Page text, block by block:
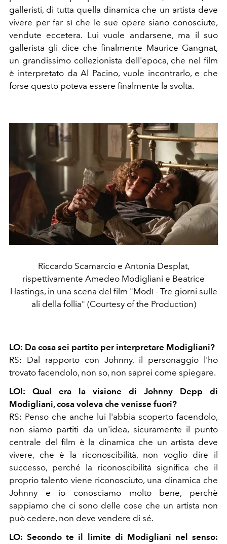
galleristi, di tutta quella dinamica che un artista deve
vivere per far sì che le sue opere siano conosciute,
vendute eccetera. Lui vuole andarsene, ma il suo
gallerista gli dice che finalmente Maurice Gangnat,
un grandissimo collezionista dell'epoca, che nel film
è interpretato da Al Pacino, vuole incontrarlo, e che
forse questo poteva essere finalmente la svolta.
Riccardo Scamarcio e Antonia Desplat,
rispettivamente Amedeo Modigliani e Beatrice
Hastings, in una scena del film "Modì - Tre giorni sulle
ali della follia" (Courtesy of the Production)
LO: Da cosa sei partito per interpretare Modigliani?
RS: Dal rapporto con Johnny, il personaggio l'ho
trovato facendolo, non so, non saprei come spiegare.
LOI: Qual era la visione di Johnny Depp di
Modigliani, cosa voleva che venisse fuori?
RS: Penso che anche lui l'abbia scoperto facendolo,
non siamo partiti da un'idea, sicuramente il punto
centrale del film è la dinamica che un artista deve
vivere, che è la riconoscibilità, non voglio dire il
successo, perché la riconoscibilità significa che il
proprio talento viene riconosciuto, una dinamica che
Johnny e io conosciamo molto bene, perchè
sappiamo che ci sono delle cose che un artista non
può cedere, non deve vendere di sé.
LO: Secondo te il limite di Modigliani nel senso: